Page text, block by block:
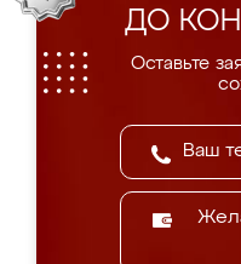
ДО
Оставьте